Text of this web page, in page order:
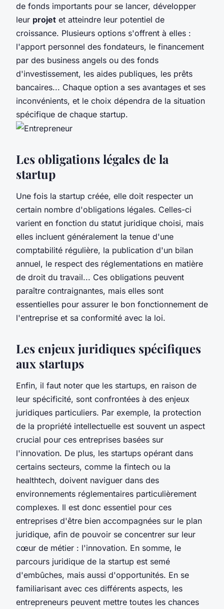
de fonds importants pour se lancer, développer
leur projet et atteindre leur potentiel de
croissance. Plusieurs options s'offrent à elles :
l'apport personnel des fondateurs, le financement
par des business angels ou des fonds
d'investissement, les aides publiques, les prêts
bancaires... Chaque option a ses avantages et ses
inconvénients, et le choix dépendra de la situation
spécifique de chaque startup.
Les obligations légales de la
startup
Une fois la startup créée, elle doit respecter un
certain nombre d'obligations légales. Celles-ci
varient en fonction du statut juridique choisi, mais
elles incluent généralement la tenue d'une
comptabilité régulière, la publication d'un bilan
annuel, le respect des réglementations en matière
de droit du travail... Ces obligations peuvent
paraître contraignantes, mais elles sont
essentielles pour assurer le bon fonctionnement de
l'entreprise et sa conformité avec la loi.
Les enjeux juridiques spécifiques
aux startups
Enfin, il faut noter que les startups, en raison de
leur spécificité, sont confrontées à des enjeux
juridiques particuliers. Par exemple, la protection
de la propriété intellectuelle est souvent un aspect
crucial pour ces entreprises basées sur
l'innovation. De plus, les startups opérant dans
certains secteurs, comme la fintech ou la
healthtech, doivent naviguer dans des
environnements réglementaires particulièrement
complexes. Il est donc essentiel pour ces
entreprises d'être bien accompagnées sur le plan
juridique, afin de pouvoir se concentrer sur leur
cœur de métier : l'innovation. En somme, le
parcours juridique de la startup est semé
d'embûches, mais aussi d'opportunités. En se
familiarisant avec ces différents aspects, les
entrepreneurs peuvent mettre toutes les chances